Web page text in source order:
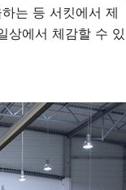
는 등 서킷에서 제
상에서 체감할 수 있